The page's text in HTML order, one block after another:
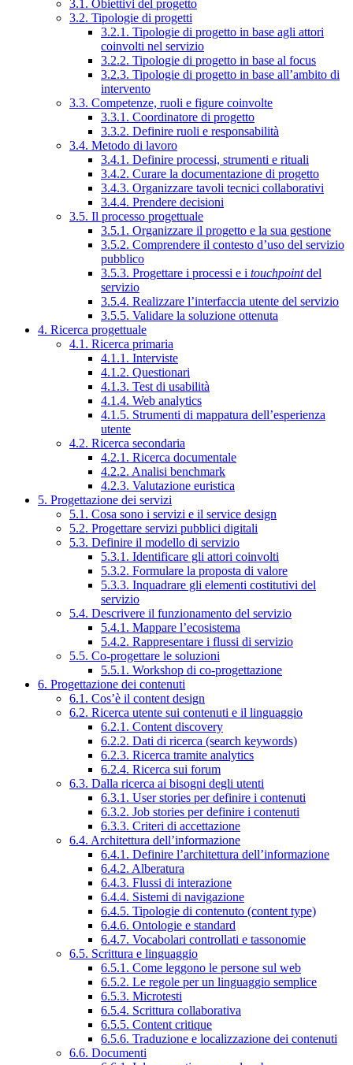
3.1. Obiettivi del progetto
3.2. Tipologie di progetti
3.2.1. Tipologie di progetto in base agli attori
coinvolti nel servizio
3.2.2. Tipologie di progetto in base al focus
3.2.3. Tipologie di progetto in base all’ambito di
intervento
3.3. Competenze, ruoli e figure coinvolte
3.3.1. Coordinatore di progetto
3.3.2. Definire ruoli e responsabilità
3.4. Metodo di lavoro
3.4.1. Definire processi, strumenti e rituali
3.4.2. Curare la documentazione di progetto
3.4.3. Organizzare tavoli tecnici collaborativi
3.4.4. Prendere decisioni
3.5. Il processo progettuale
3.5.1. Organizzare il progetto e la sua gestione
3.5.2. Comprendere il contesto d’uso del servizio
pubblico
3.5.3. Progettare i processi e i touchpointdel
servizio
3.5.4. Realizzare l’interfaccia utente del servizio
3.5.5. Validare la soluzione ottenuta
4. Ricerca progettuale
4.1. Ricerca primaria
4.1.1. Interviste
4.1.2. Questionari
4.1.3. Test di usabilità
4.1.4. Web analytics
4.1.5. Strumenti di mappatura dell’esperienza
utente
4.2. Ricerca secondaria
4.2.1. Ricerca documentale
4.2.2. Analisi benchmark
4.2.3. Valutazione euristica
5. Progettazione dei servizi
5.1. Cosa sono i servizi e il service design
5.2. Progettare servizi pubblici digitali
5.3. Definire il modello di servizio
5.3.1. Identificare gli attori coinvolti
5.3.2. Formulare la proposta di valore
5.3.3. Inquadrare gli elementi costitutivi del
servizio
5.4. Descrivere il funzionamento del servizio
5.4.1. Mappare l’ecosistema
5.4.2. Rappresentare i flussi di servizio
5.5. Co-progettare le soluzioni
5.5.1. Workshop di co-progettazione
6. Progettazione dei contenuti
6.1. Cos’è il content design
6.2. Ricerca utente sui contenuti e il linguaggio
6.2.1. Content discovery
6.2.2. Dati di ricerca (search keywords)
6.2.3. Ricerca tramite analytics
6.2.4. Ricerca sui forum
6.3. Dalla ricerca ai bisogni degli utenti
6.3.1. User stories per definire i contenuti
6.3.2. Job stories per definire i contenuti
6.3.3. Criteri di accettazione
6.4. Architettura dell’informazione
6.4.1. Definire l’architettura dell’informazione
6.4.2. Alberatura
6.4.3. Flussi di interazione
6.4.4. Sistemi di navigazione
6.4.5. Tipologie di contenuto (content type)
6.4.6. Ontologie e standard
6.4.7. Vocabolari controllati e tassonomie
6.5. Scrittura e linguaggio
6.5.1. Come leggono le persone sul web
6.5.2. Le regole per un linguaggio semplice
6.5.3. Microtesti
6.5.4. Scrittura collaborativa
6.5.5. Content critique
6.5.6. Traduzione e localizzazione dei contenuti
6.6. Documenti